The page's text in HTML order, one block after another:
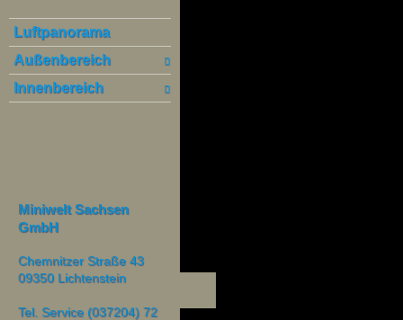
Luftpanorama
Außenbereich
Innenbereich
Miniwelt Sachsen
GmbH
Chemnitzer Straße 43
09350 Lichtenstein
Tel. Service (037204) 72